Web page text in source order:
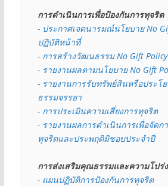
การดำเนินการเพื่อป้องกันการทุจริต
- ประกาศเจตนารมณ์นโยบาย No
ปฏิบัติหน้าที่
- การสร้างวัฒนธรรม No Gift Policy
- รายงานผลตามนโยบาย No Gift
- รายงานการรับทรัพย์สินหรือประโ
ธรรมจรรยา
- การประเมินความเสี่ยงการทุจริต
- รายงานผลการดำเนินการเพื่อจัดก
ทุจริตและประพฤติมิชอบประจำปี
การส่งเสริมคุณธรรมและความโปร่
- แผนปฏิบัติการป้องกันการทุจริต